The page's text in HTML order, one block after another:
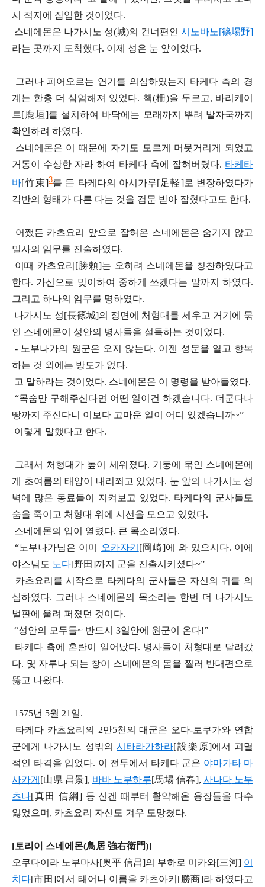
시 적지에 잠입한 것이었다.
스네에몬은 나가시노 성(城)의 건너편인 시노바노[篠場野]
라는 곳까지 도착했다. 이제 성은 눈 앞이었다.
그러나 피어오르는 연기를 의심하였는지 타케다 측의 경
계는 한층 더 삼엄해져 있었다. 책(柵)을 두르고, 바리케이
트[鹿垣]를 설치하여 바닥에는 모래까지 뿌려 발자국까지
확인하려 하였다.
스네에몬은 이 때문에 자기도 모르게 머뭇거리게 되었고
거동이 수상한 자라 하여 타케다 측에 잡혀버렸다. 타케타
바[竹束]3를 든 타케다의 아시가루[足軽]로 변장하였다가
각반의 형태가 다른 다는 것을 검문 받아 잡혔다고도 한다.
어쨌든 카츠요리 앞으로 잡혀온 스네에몬은 숨기지 않고
밀사의 임무를 진술하였다.
이때 카츠요리 [勝頼]는 오히려 스네에몬을 칭찬하였다고
한다. 가신으로 맞이하여 중하게 쓰겠다는 말까지 하였다.
그리고 하나의 임무를 명하였다.
나가시노 성[長篠城]의 정면에 처형대를 세우고 거기에 묶
인 스네에몬이 성안의 병사들을 설득하는 것이었다.
- 노부나가의 원군은 오지 않는다. 이젠 성문을 열고 항복
하는 것 외에는 방도가 없다.
고 말하라는 것이었다. 스네에몬은 이 명령을 받아들였다.
“목숨만 구해주신다면 어떤 일이건 하겠습니다. 더군다나
땅까지 주신다니 이보다 고마운 일이 어디 있겠습니까~”
이렇게 말했다고 한다.
그래서 처형대가 높이 세워졌다. 기둥에 묶인 스네에몬에
게 초여름의 태양이 내리쬐고 있었다. 눈 앞의 나가시노 성
벽에 많은 동료들이 지켜보고 있었다. 타케다의 군사들도
숨을 죽이고 처형대 위에 시선을 모으고 있었다.
스네에몬의 입이 열렸다. 큰 목소리였다.
“노부나가님은 이미 오카자키 [岡崎]에 와 있으시다. 이에
야스님도 노다[野田]까지 군을 진출시키셨다~”
카츠요리를 시작으로 타케다의 군사들은 자신의 귀를 의
심하였다. 그러나 스네에몬의 목소리는 한번 더 나가시노
벌판에 울려 퍼졌던 것이다.
“성안의 모두들~ 반드시 3일안에 원군이 온다!”
타케다 측에 혼란이 일어났다. 병사들이 처형대로 달려갔
다. 몇 자루나 되는 창이 스네에몬의 몸을 찔러 반대편으로
뚫고 나왔다.
1575년 5월 21일.
타케다 카츠요리의 2만5천의 대군은 오다-토쿠가와 연합
군에게 나가시노 성밖의시타라가하라[設楽 原]에서 괴멸
적인 타격을 입었다. 이 전투에서 타케다 군은 야마가타 마
사카게 [山県 昌景], 바바 노부하루[馬場 信春], 사나다 노부
츠나[真田 信綱] 등 신겐 때부터 활약해온 용장들을 다수
잃었으며 , 카츠요리 자신도 겨우 도망쳤다.
[토리이 스네에몬(鳥居 強右衛門)]
오쿠다이라 노부마사[奥平 信昌]의 부하로 미카와[三河] 이
치다[市田]에서 태어나 이름을 카츠아키 [勝商]라 하였다고